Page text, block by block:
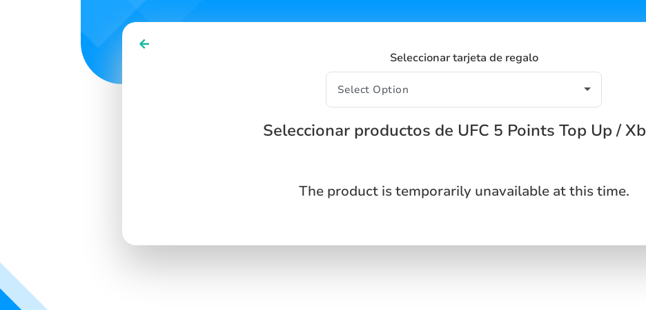
Seleccionar tarjeta de regalo
Seleccionar productos de UFC 5 Points Top Up /
The product is temporarily unavailable at this time.